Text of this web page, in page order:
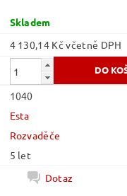
Skladem
4 130,14 Kč včetně DPH
1040
Esta
Rozvaděče
5 let
Dotaz